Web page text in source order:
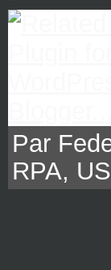
Par
RPA,